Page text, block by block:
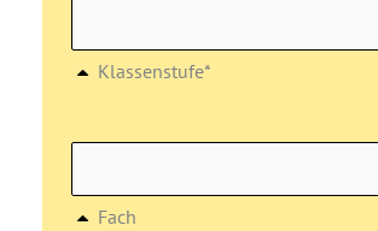
Klassenstufe*
Fach